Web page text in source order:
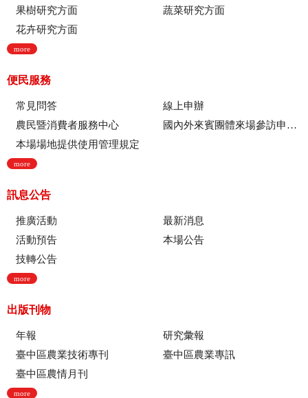
果樹研究方面
蔬菜研究方面
花卉研究方面
more
便民服務
常見問答
線上申辦
農民暨消費者服務中心
國內外來賓團體來場參訪申請流程
本場場地提供使用管理規定
more
訊息公告
推廣活動
最新消息
活動預告
本場公告
技轉公告
more
出版刊物
年報
研究彙報
臺中區農業技術專刊
臺中區農業專訊
臺中區農情月刊
more